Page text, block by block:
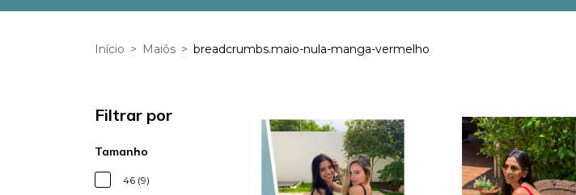
Início > Maiôs > breadcrumbs.maio-nula-manga-vermelho
Filtrar por
Tamanho
46 (9)